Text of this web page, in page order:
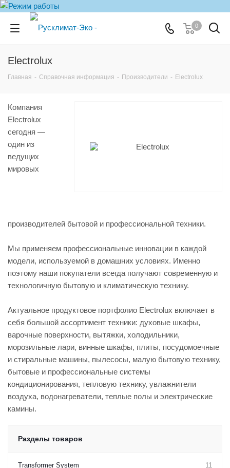
0
Electrolux
Главная - Справочная информация - Производители - Electrolux
Компания
Electrolux
сегодня —
один из
ведущих
мировых
производителей бытовой и профессиональной техники.
Мы применяем профессиональные инновации в каждой
модели, используемой в домашних условиях. Именно
поэтому наши покупатели всегда получают современную и
технологичную бытовую и климатическую технику.
Актуальное продуктовое портфолио Electrolux включает в
себя большой ассортимент техники: духовые шкафы,
варочные поверхности, вытяжки, холодильники,
морозильные лари, винные шкафы, плиты, посудомоечные
и стиральные машины, пылесосы, малую бытовую технику,
бытовые и профессиональные системы
кондиционирования, тепловую технику, увлажнители
воздуха, водонагреватели, теплые полы и электрические
камины.
Разделы товаров
Transformer System
11